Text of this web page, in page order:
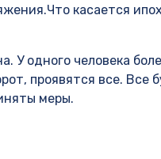
касается
У одного человека
проявятся все. Все
меры.